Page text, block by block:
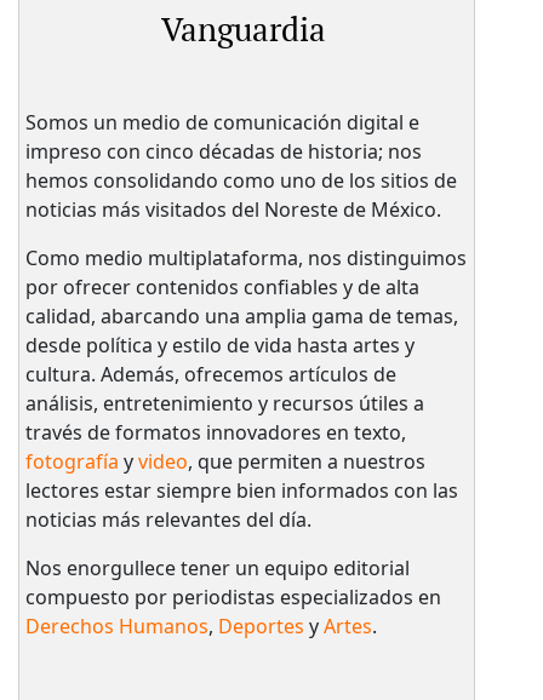
Vanguardia
Somos un medio de comunicación digital e
impreso con cinco décadas de historia; nos
hemos consolidando como uno de los sitios de
noticias más visitados del Noreste de México.
Como medio multiplataforma, nos distinguimos
por ofrecer contenidos confiables y de alta
calidad, abarcando una amplia gama de temas,
desde política y estilo de vida hasta artes y
cultura. Además, ofrecemos artículos de
análisis, entretenimiento y recursos útiles a
través de formatos innovadores en texto,
fotografía yvideo, que permiten a nuestros
lectores estar siempre bien informados con las
noticias más relevantes del día.
Nos enorgullece tener un equipo editorial
compuesto por periodistas especializados en
Derechos Humanos, Deportes yArtes.